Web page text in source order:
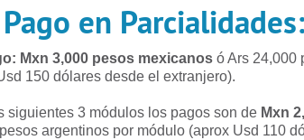
en
Mxn 3,000 pesos mexicanosó Ars 24,000
150 dólares desde el extranjero).
siguientes 3 módulos los pagos son de Mxn
argentinos por módulo (aprox Usd 110